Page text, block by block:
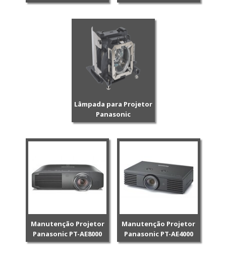
Lâmpada para Projetor
Panasonic
Manutenção Projetor
Panasonic PT-AE8000
Manutenção Projetor
Panasonic PT-AE4000